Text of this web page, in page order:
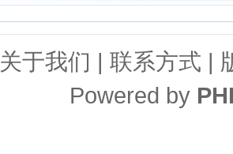
关于我们 | 联系方式 |
Powered by